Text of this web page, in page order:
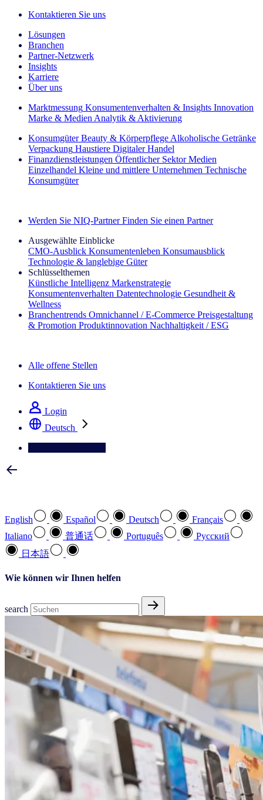
Kontaktieren Sie uns
Lösungen
Branchen
Partner-Netzwerk
Insights
Karriere
Über uns
Marktmessung Konsumentenverhalten & Insights Innovation
Marke & Medien Analytik & Aktivierung
Konsumgüter Beauty & Körperpflege Alkoholische Getränke
Verpackung Haustiere Digitaler Handel
Finanzdienstleistungen Öffentlicher Sektor Medien
Einzelhandel Kleine und mittlere Unternehmen Technische
Konsumgüter
Werden Sie NIQ-Partner Finden Sie einen Partner
Ausgewählte Einblicke
CMO‑Ausblick Konsumentenleben Konsumausblick
Technologie & langlebige Güter
Schlüsselthemen
Künstliche Intelligenz Markenstrategie
Konsumentenverhalten Datentechnologie Gesundheit &
Wellness
Branchentrends Omnichannel / E‑Commerce Preisgestaltung
& Promotion Produktinnovation Nachhaltigkeit / ESG
Alle offene Stellen
Kontaktieren Sie uns
Login
Deutsch
English Español Deutsch
Français
Italiano
普通话 Português
Pусский
日本語
Wie können wir Ihnen helfen
search